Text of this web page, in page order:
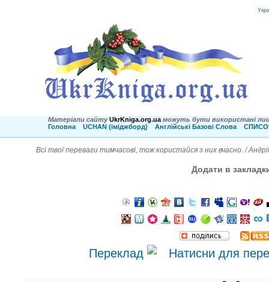
Матеріали сайту UkrKniga.org.ua можуть бути використані
Головна
UCHAN (іміджборд) Англійські Базові Слова
Всі твої переваги тимчасові, тож користайся з них вчасно. /
Додати в
Переклад